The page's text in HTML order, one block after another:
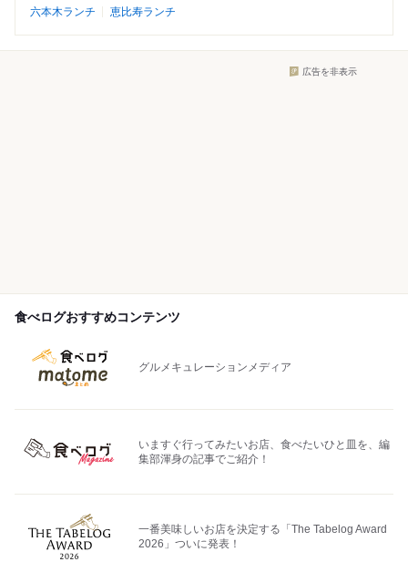
六本木ランチ
恵比寿ランチ
広告を非表示
食べログおすすめコンテンツ
グルメキュレーションメディア
いますぐ行ってみたいお店、食べたいひと皿を、編
集部渾身の記事でご紹介！
一番美味しいお店を決定する「The Tabelog Award
2026」ついに発表！